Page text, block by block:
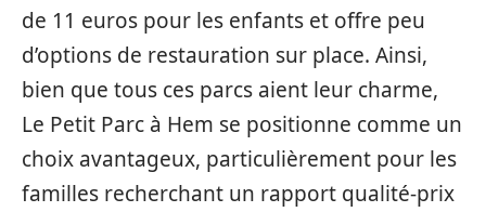
de 11 euros pour les enfants et offre peu
d’options de restauration sur place. Ainsi,
bien que tous ces parcs aient leur charme,
Le Petit Parc à Hem se positionne comme un
choix avantageux, particulièrement pour les
familles recherchant un rapport qualité-prix